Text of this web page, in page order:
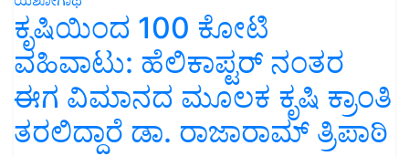
ಕೃಷಿಯಿಂದ 100 ಕೋಟಿ
ವಹಿವಾಟು: ಹೆಲಿಕಾಪ್ಟರ್ ನಂತರ
ಈಗ ವಿಮಾನದ ಮೂಲಕ ಕೃಷಿ ಕ್ರಾಂತಿ
ತರಲಿದ್ದಾರೆ ಡಾ. ರಾಜಾರಾಮ್ ತ್ರಿಪಾಠಿ